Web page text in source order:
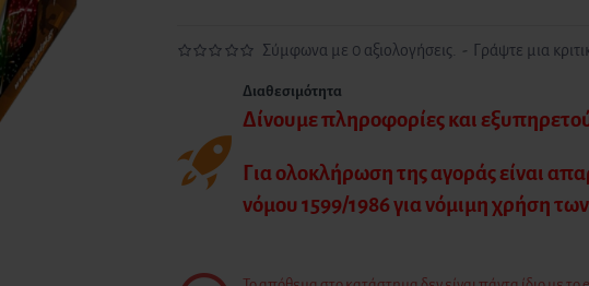
Σύμφωνα με 0 αξιολογήσεις. - Γράψτε μια
Διαθεσιμότητα
Δίνουμε πληροφορίες και
Για ολοκλήρωση της αγοράς είναι
νόμου 1599/1986 για νόμιμη χρήση